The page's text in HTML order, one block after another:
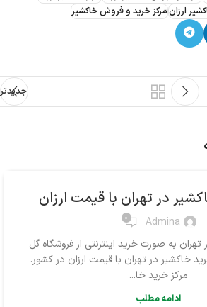
ارزانمرکز خرید و فروش خاکشیر
جدیدتر
در تهران با قیمت ارزان
Admina
0
به صورت خرید اینترنتی از فروشگاه گل
خاکشیر در تهران با قیمت ارزان در کشور.
مرکز خرید خا...
ادامه مطلب